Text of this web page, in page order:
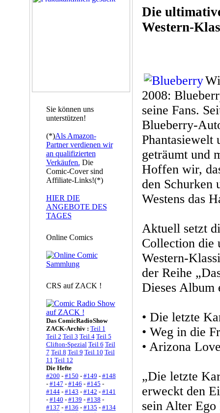
Sie können uns
unterstützen!
(*)Als Amazon-
Partner verdienen wir
an qualifizierten
Verkäufen. Die
Comic-Cover sind
Affiliate-Links!(*)
HIER DIE
ANGEBOTE DES
TAGES
Online Comics
CRS auf ZACK !
Das ComicRadioShow
ZACK-Archiv : Teil 1
Teil 2 Teil 3 Teil 4 Teil 5
Clifton-Spezial Teil 6 Teil
7 Teil 8 Teil 9 Teil 10 Teil
11 Teil 12
Die Hefte
#200 - #150 - #149 - #148
- #147 - #146 - #145 -
#144- #143 - #142 - #141
- #140 - #139 - #138 -
#137 - #136 - #135 - #134
Die
Western-
2008:
seine Fans.
Blueberry-
Phantasiewelt
geträumt und
Hoffen wir,
den Schurken
Westens das
Aktuell setzt
Collection die
Western-
der Reihe
Dieses Album
• Die letzte
• Weg in die
• Arizona
„Die letzte
erweckt den
sein Alter Ego